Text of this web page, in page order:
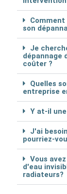
son
Je
dépannage
coûter ?
Quelles
entreprise
Y at-il
J'ai
pourriez-
Vous
d'eau
radiateurs?